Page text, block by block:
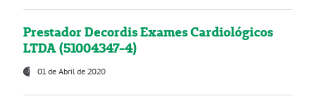
Prestador Decordis Exames Cardiológicos
LTDA (51004347-4)
01 de Abril de 2020